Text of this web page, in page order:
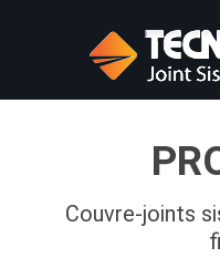
Couvre-joints